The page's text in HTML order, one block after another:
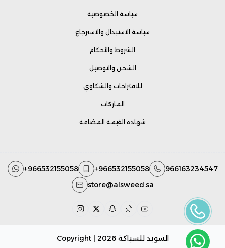
سياسة الخصوصية
سياسة الاستبدال والاسترجاع
الشروط والأحكام
الشحن والتوصيل
للاقتراحات والشكاوي
الماركات
شهادة القيمة المضافة
+966532155058 +966532155058
966163234547
store@alsweed.sa
Copyright | 2026 السويد للسباكة